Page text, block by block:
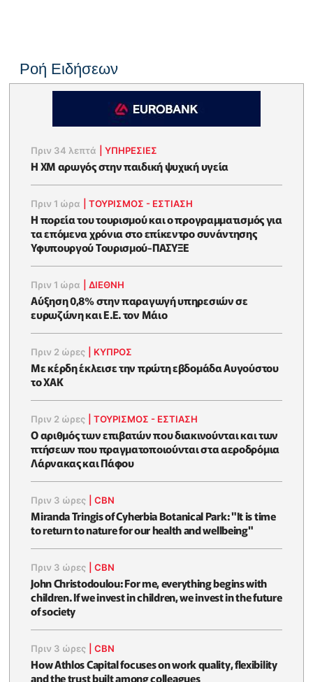
Ροή Ειδήσεων
Πριν 34 λεπτά |ΥΠΗΡΕΣΙΕΣ
Η XM αρωγός στην παιδική ψυχική υγεία
Πριν 1 ώρα |ΤΟΥΡΙΣΜΟΣ - ΕΣΤΙΑΣΗ
Η πορεία του τουρισμού και ο προγραμματισμός για
τα επόμενα χρόνια στο επίκεντρο συνάντησης
Υφυπουργού Τουρισμού-ΠΑΣΥΞΕ
Πριν 1 ώρα |ΔΙΕΘΝΗ
Αύξηση 0,8% στην παραγωγή υπηρεσιών σε
ευρωζώνη και Ε.Ε. τον Μάιο
Πριν 2 ώρες ΚΥΠΡΟΣ
Με κέρδη έκλεισε την πρώτη εβδομάδα Αυγούστου
το ΧΑΚ
Πριν 2 ώρες |ΤΟΥΡΙΣΜΟΣ - ΕΣΤΙΑΣΗ
Ο αριθμός των επιβατών που διακινούνται και των
πτήσεων που πραγματοποιούνται στα αεροδρόμια
Λάρνακας και Πάφου
Πριν 3 ώρες |CBN
Miranda Tringis of Cyherbia Botanical Park: "It is time
to return to nature for our health and wellbeing"
Πριν 3 ώρες |CBN
John Christodoulou: For me, everything begins with
children. If we invest in children, we invest in the future
of society
Πριν 3 ώρες |CBN
How Athlos Capital focuses on work quality, flexibility
and the trust built among colleagues